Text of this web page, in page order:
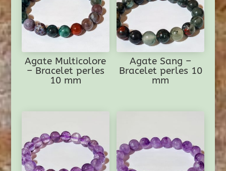
Agate Multicolore
– Bracelet perles
10 mm
Agate Sang –
Bracelet perles 10
mm